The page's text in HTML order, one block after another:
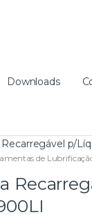
Downloads
Recarregável p/
de